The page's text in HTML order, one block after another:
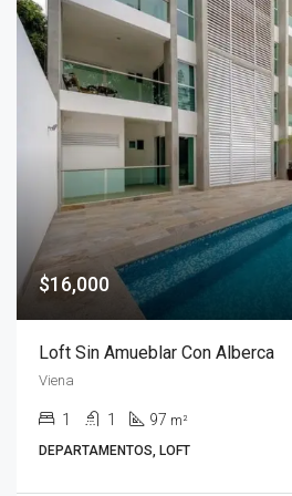
$16,000
Loft Sin Amueblar Con Alberca
Viena
1 1 97 m²
DEPARTAMENTOS, LOFT